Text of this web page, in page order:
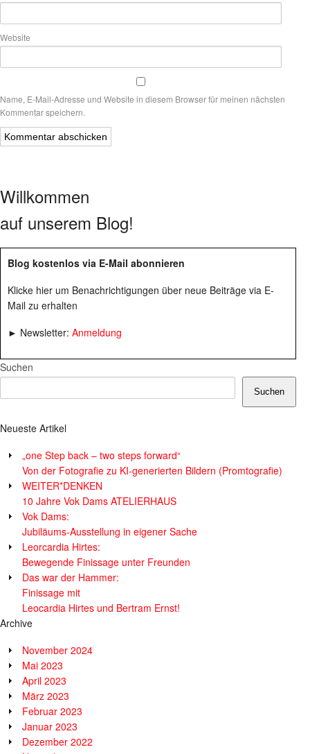
Website
Name, E-Mail-Adresse und Website in diesem Browser für meinen nächsten
Kommentar speichern.
Willkommen
auf unserem Blog!
Blog kostenlos via E-Mail abonnieren
Klicke hier um Benachrichtigungen über neue Beiträge via E-
Mail zu erhalten
► Newsletter: Anmeldung
Suchen
Suchen
Neueste Artikel
„one Step back – two steps forward“
Von der Fotografie zu KI-generierten Bildern (Promtografie)
WEITER*DENKEN
10 Jahre Vok Dams ATELIERHAUS
Vok Dams:
Jubiläums-Ausstellung in eigener Sache
Leorcardia Hirtes:
Bewegende Finissage unter Freunden
Das war der Hammer:
Finissage mit
Leocardia Hirtes und Bertram Ernst!
Archive
November 2024
Mai 2023
April 2023
März 2023
Februar 2023
Januar 2023
Dezember 2022